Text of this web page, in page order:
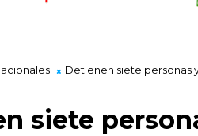
Detienen siete personas
siete